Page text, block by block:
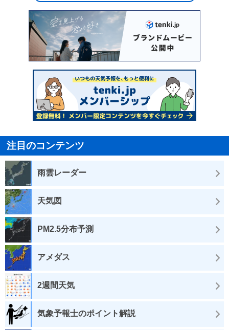
注目のコンテンツ
雨雲レーダー
天気図
PM2.5分布予測
アメダス
2週間天気
気象予報士のポイント解説